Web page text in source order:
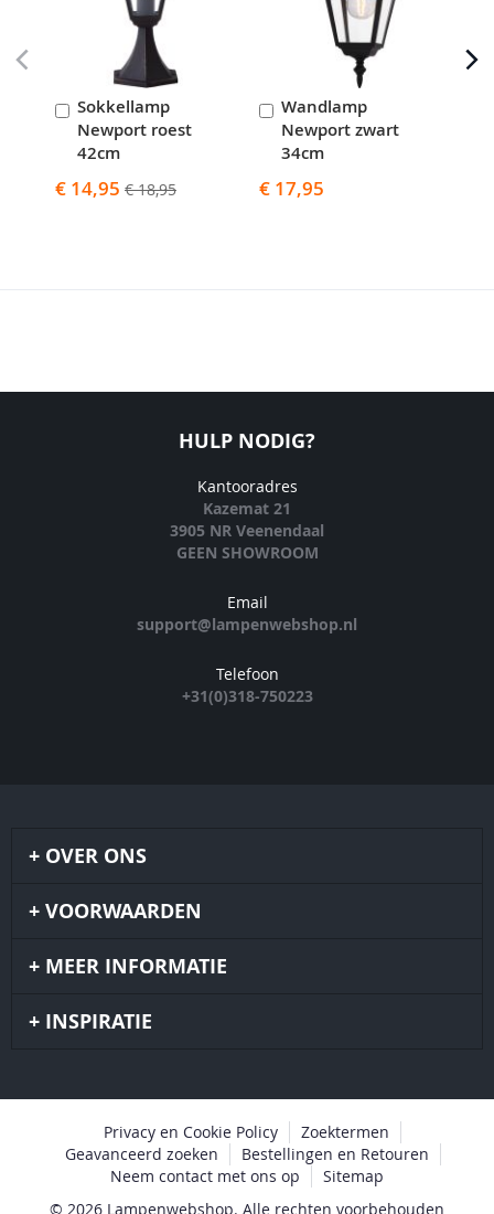
Sokkellamp
Newport roest
42cm
Speciale
€ 14,95 € 18,95
In
Winkelwagen
Wandlamp
Newport zwart
34cm
€ 17,95
In
Winkelwagen
HULP NODIG?
Kantooradres
Kazemat 21
3905 NR Veenendaal
GEEN SHOWROOM
Email
support@lampenwebshop.nl
Telefoon
+31(0)318-750223
OVER ONS
VOORWAARDEN
MEER INFORMATIE
INSPIRATIE
Privacy en Cookie Policy
Zoektermen
Geavanceerd zoeken
Bestellingen en Retouren
Neem contact met ons op
Sitemap
© 2026 Lampenwebshop. Alle rechten voorbehouden